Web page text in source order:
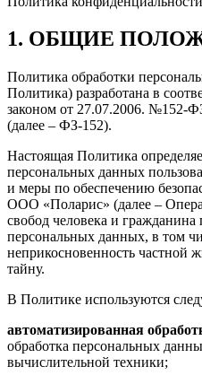
1. ОБЩИЕ
Политика обработки
Политика) разработана в
законом от 27.07.2006. №152-
(далее – ФЗ-152).
Настоящая Политика
персональных данных
и меры по обеспечению
ООО «Поларис» (далее –
свобод человека и гражданина
персональных данных, в том
неприкосновенность
тайну.
В Политике используются
автоматизированная
обработка персональных
вычислительной техники;